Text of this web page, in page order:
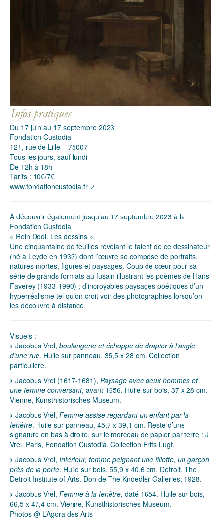
Du 17 juin au 17 septembre 2023
Fondation Custodia
121, rue de Lille – 75007
Tous les jours, sauf lundi
De 12h à 18h
Tarifs : 10€/7€
www.fondationcustodia.fr
À découvrir également jusqu’au 17 septembre 2023 à la
Fondation Custodia :
« Rein Dool. Les dessins ».
Une cinquantaine de feuilles révélant le talent de ce dessinateur
(né à Leyde en 1933) dont l’œuvre se compose de portraits,
natures mortes, figures et paysages. Coup de cœur pour sa
série de grands formats au fusain illustrant les poèmes de Hans
Faverey (1933-1990) ; d’incroyables paysages poétiques d’un
hyperréalisme tel qu’on croit voir des photographies lorsqu’on
les découvre à distance.
Visuels :
Jacobus Vrel, boulangerie et échoppe de drapier à l’angle
d’une rue. Huile sur panneau, 35,5 x 28 cm. Collection
particulière.
Jacobus Vrel (1617-1681), Paysage avec deux hommes et
une femme conversant, avant 1656. Huile sur bois, 37 x 28 cm.
Vienne, Kunsthistorisches Museum.
Jacobus Vrel, Femme assise regardant un enfant par la
fenêtre. Huile sur panneau, 45,7 x 39,1 cm. Reste d’une
signature en bas à droite, sur le morceau de papier par terre : J
Vrel. Paris, Fondation Custodia, Collection Frits Lugt.
Jacobus Vrel, Intérieur, femme peignant une fillette, un garçon
près de la porte. Huile sur bois, 55,9 x 40,6 cm. Détroit, The
Detroit Institute of Arts. Don de The Knoedler Galleries, 1928.
Jacobus Vrel, Femme à la fenêtre, daté 1654. Huile sur bois,
66,5 x 47,4 cm. Vienne, Kunsthistorisches Museum.
Photos @ L’Agora des Arts